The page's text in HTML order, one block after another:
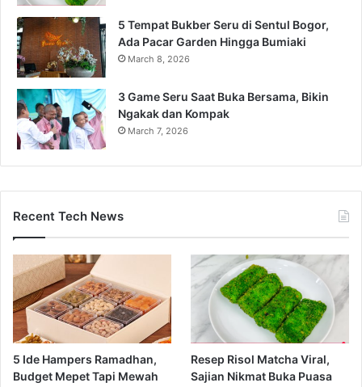
5 Tempat Bukber Seru di Sentul Bogor,
Ada Pacar Garden Hingga Bumiaki
March 8, 2026
3 Game Seru Saat Buka Bersama, Bikin
Ngakak dan Kompak
March 7, 2026
Recent Tech News
5 Ide Hampers Ramadhan,
Budget Mepet Tapi Mewah
Resep Risol Matcha Viral,
Sajian Nikmat Buka Puasa